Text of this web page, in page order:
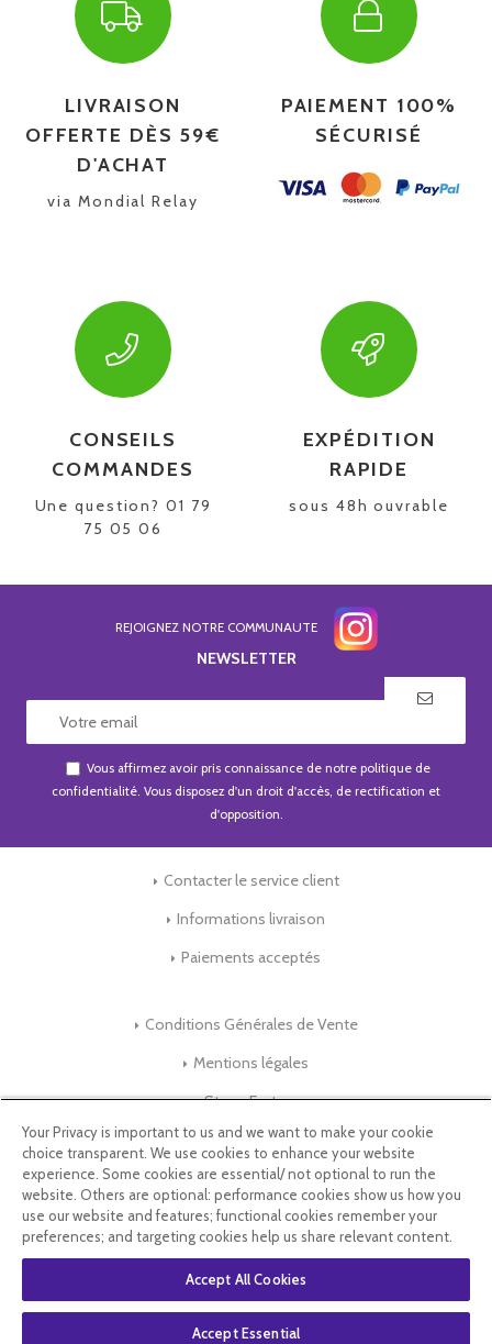
LIVRAISON
OFFERTE DÈS 59€
D'ACHAT
via Mondial Relay
PAIEMENT 100%
SÉCURISÉ
CONSEILS
COMMANDES
Une question? 01 79
75 05 06
EXPÉDITION
RAPIDE
sous 48h ouvrable
REJOIGNEZ NOTRE COMMUNAUTE
NEWSLETTER
Vous affirmez avoir pris connaissance de notre politique de
confidentialité. Vous disposez d'un droit d'accès, de rectification et
d'opposition.
Contacter le service client
Informations livraison
Paiements acceptés
Conditions Générales de Vente
Mentions légales
Store-Factory
Qui Sommes nous ?
Parrainage
Blog & Conseils
Select Language
Your Privacy is important to us and we want to make your cookie
choice transparent. We use cookies to enhance your website
experience. Some cookies are essential/ not optional to run the
website. Others are optional: performance cookies show us how you
use our website and features; functional cookies remember your
preferences; and targeting cookies help us share relevant content.
Accept All Cookies
Accept Essential